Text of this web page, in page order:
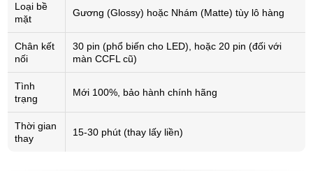
Loại bề
mặt
Gương (Glossy) hoặc Nhám (Matte) tùy lô hàng
Chân kết
nối
30 pin (phổ biến cho LED), hoặc 20 pin (đối với
màn CCFL cũ)
Tình
trạng
Mới 100%, bảo hành chính hãng
Thời gian
thay
15-30 phút (thay lấy liền)